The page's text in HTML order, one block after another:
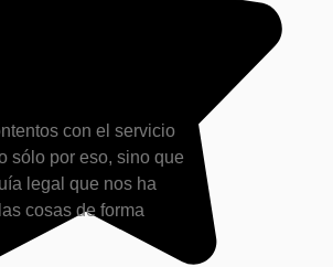
con el servicio
sólo por eso, sino que
legal que nos ha
cosas de forma